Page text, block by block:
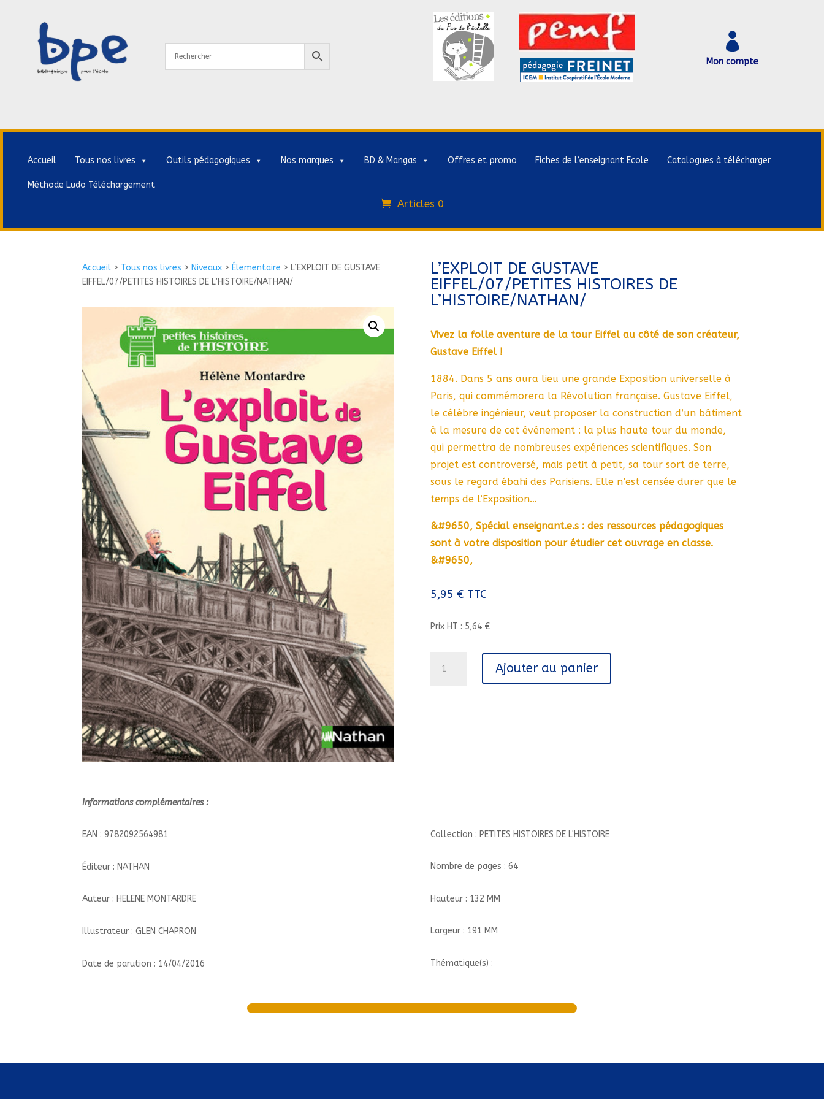

Mon compte
Accueil Tous nos livres Outils pédagogiques Nos marques BD & Mangas Offres et promo Fiches de l’enseignant Ecole Catalogues à télécharger
Méthode Ludo Téléchargement
Articles 0
Accueil > Tous nos livres > Niveaux > Élementaire > L’EXPLOIT DE GUSTAVE
EIFFEL/07/PETITES HISTOIRES DE L’HISTOIRE/NATHAN/
L’EXPLOIT DE GUSTAVE
EIFFEL/07/PETITES HISTOIRES DE
L’HISTOIRE/NATHAN/
Vivez la folle aventure de la tour Eiffel au côté de son créateur,
Gustave Eiffel !
1884. Dans 5 ans aura lieu une grande Exposition universelle à
Paris, qui commémorera la Révolution française. Gustave Eiffel,
le célèbre ingénieur, veut proposer la construction d’un bâtiment
à la mesure de cet événement : la plus haute tour du monde,
qui permettra de nombreuses expériences scientifiques. Son
projet est controversé, mais petit à petit, sa tour sort de terre,
sous le regard ébahi des Parisiens. Elle n’est censée durer que le
temps de l’Exposition…
&#9650, Spécial enseignant.e.s : des ressources pédagogiques
sont à votre disposition pour étudier cet ouvrage en classe.
&#9650,
5,95 € TTC
Prix HT : 5,64 €
Ajouter au panier
Informations complémentaires :
EAN : 9782092564981
Éditeur : NATHAN
Auteur : HELENE MONTARDRE
Illustrateur : GLEN CHAPRON
Date de parution : 14/04/2016
Collection : PETITES HISTOIRES DE L'HISTOIRE
Nombre de pages : 64
Hauteur : 132 MM
Largeur : 191 MM
Thématique(s) :